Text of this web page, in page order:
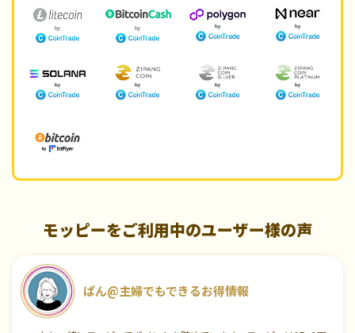
モッピーをご利用中のユーザー様の声
ぱん@主婦でもできるお得情報